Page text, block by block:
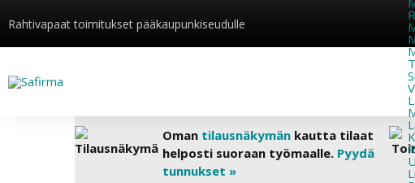
Rahtivapaat toimitukset pääkaupunkiseudulle
Oman tilausnäkymänkautta tilaat
helposti suoraan työmaalle. Pyydä
tunnukset »